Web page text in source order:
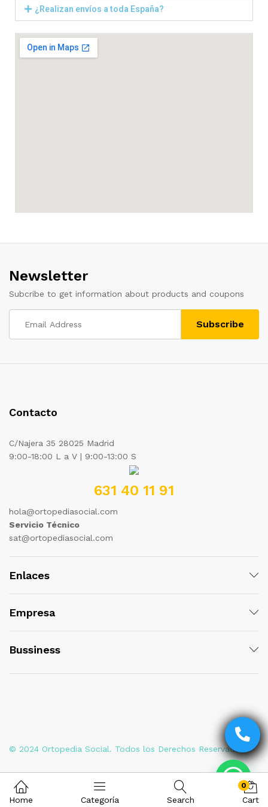
¿Realizan envíos a toda España?
Newsletter
Subcribe to get information about products and coupons
Contacto
C/Najera 35 28025 Madrid
9:00-18:00 L a V | 9:00-13:00 S
631 40 11 91
hola@ortopediasocial.com
Servicio Técnico
sat@ortopediasocial.com
Enlaces
Empresa
Bussiness
© 2024 Ortopedia Social. Todos los Derechos Reservados
Home Categoría Search
0
Cart